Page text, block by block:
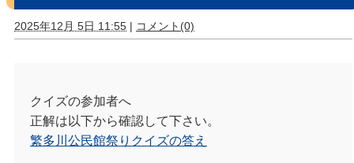
2025年12月 5日 11:55 | コメント(0)
クイズの参加者へ
正解は以下から確認して下さい。
繁多川公民館祭りクイズの答え